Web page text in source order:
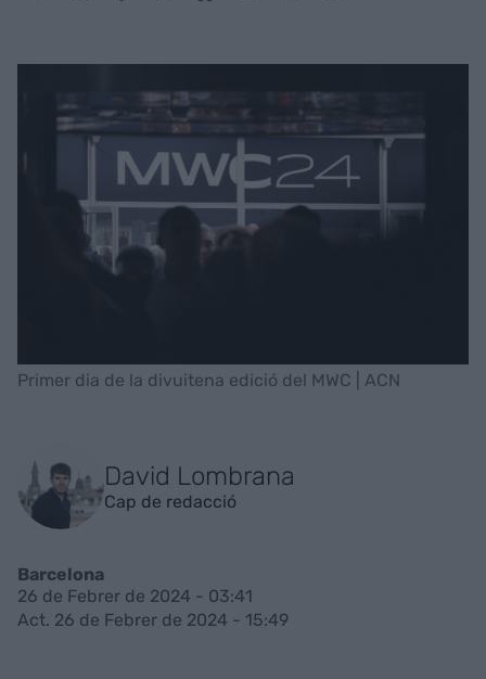
Primer dia de la divuitena edició del MWC | ACN
David Lombrana
Cap de redacció
Barcelona
26 de Febrer de 2024 - 03:41
Act. 26 de Febrer de 2024 - 15:49